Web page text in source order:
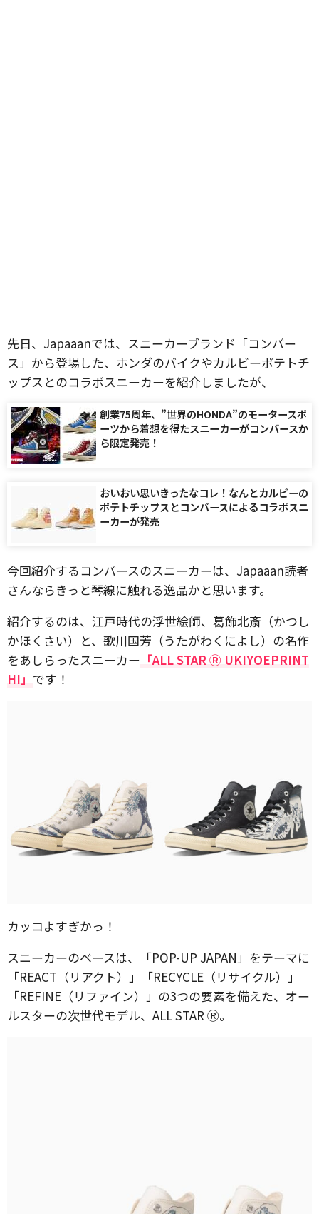
先日、Japaaanでは、スニーカーブランド「コンバー
ス」から登場した、ホンダのバイクやカルビーポテトチ
ップスとのコラボスニーカーを紹介しましたが、
創業75周年、”世界のHONDA”のモータースポ
ーツから着想を得たスニーカーがコンバースか
ら限定発売！
おいおい思いきったなコレ！なんとカルビーの
ポテトチップスとコンバースによるコラボスニ
ーカーが発売
今回紹介するコンバースのスニーカーは、Japaaan読者
さんならきっと琴線に触れる逸品かと思います。
紹介するのは、江戸時代の浮世絵師、葛飾北斎（かつし
かほくさい）と、歌川国芳（うたがわくによし）の名作
をあしらったスニーカー 「ALL STAR Ⓡ UKIYOEPRINT
HI」 です！
カッコよすぎかっ！
スニーカーのベースは、「POP-UP JAPAN」をテーマに
「REACT（リアクト）」「RECYCLE（リサイクル）」
「REFINE（リファイン）」の3つの要素を備えた、オー
ルスターの次世代モデル、ALL STAR Ⓡ。